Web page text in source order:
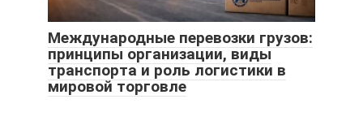
Международные перевозки грузов:
принципы организации, виды
транспорта и роль логистики в
мировой торговле